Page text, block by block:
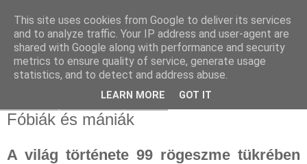
Fóbiák és mániák
A világ története 99 rögeszme tükrében
This site uses cookies from Google to deliver its services
and to analyze traffic. Your IP address and user-agent are
shared with Google along with performance and security
metrics to ensure quality of service, generate usage
statistics, and to detect and address abuse.
LEARN MORE GOT IT